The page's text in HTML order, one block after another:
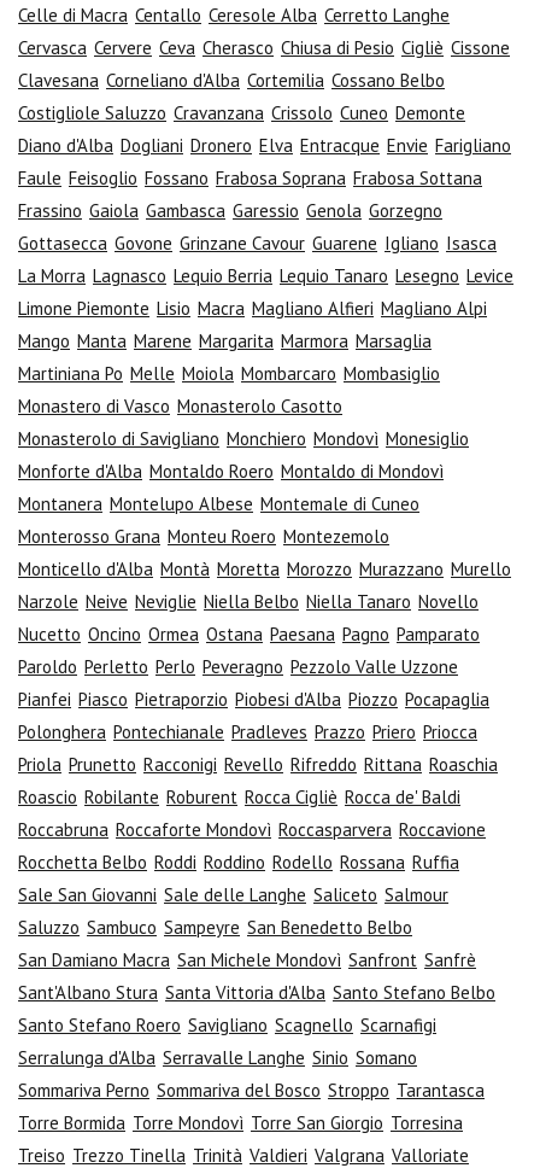
Celle di Macra Centallo Ceresole Alba Cerretto Langhe
Cervasca Cervere Ceva Cherasco Chiusa di Pesio Cigliè Cissone
Clavesana Corneliano d'Alba Cortemilia Cossano Belbo
Costigliole Saluzzo Cravanzana Crissolo Cuneo Demonte
Diano d'Alba Dogliani Dronero Elva Entracque Envie Farigliano
Faule Feisoglio Fossano Frabosa Soprana Frabosa Sottana
Frassino Gaiola Gambasca Garessio Genola Gorzegno
Gottasecca Govone Grinzane Cavour Guarene Igliano Isasca
La Morra Lagnasco Lequio Berria Lequio Tanaro Lesegno Levice
Limone Piemonte Lisio Macra Magliano Alfieri Magliano Alpi
Mango Manta Marene Margarita Marmora Marsaglia
Martiniana Po Melle Moiola Mombarcaro Mombasiglio
Monastero di Vasco Monasterolo Casotto
Monasterolo di Savigliano Monchiero Mondovì Monesiglio
Monforte d'Alba Montaldo Roero Montaldo di Mondovì
Montanera Montelupo Albese Montemale di Cuneo
Monterosso Grana Monteu Roero Montezemolo
Monticello d'Alba Montà Moretta Morozzo Murazzano Murello
Narzole Neive Neviglie Niella Belbo Niella Tanaro Novello
Nucetto Oncino Ormea Ostana Paesana Pagno Pamparato
Paroldo Perletto Perlo Peveragno Pezzolo Valle Uzzone
Pianfei Piasco Pietraporzio Piobesi d'Alba Piozzo Pocapaglia
Polonghera Pontechianale Pradleves Prazzo Priero Priocca
Priola Prunetto Racconigi Revello Rifreddo Rittana Roaschia
Roascio Robilante Roburent Rocca Cigliè Rocca de' Baldi
Roccabruna Roccaforte Mondovì Roccasparvera Roccavione
Rocchetta Belbo Roddi Roddino Rodello Rossana Ruffia
Sale San Giovanni Sale delle Langhe Saliceto Salmour
Saluzzo Sambuco Sampeyre San Benedetto Belbo
San Damiano Macra San Michele Mondovì Sanfront Sanfrè
Sant'Albano Stura Santa Vittoria d'Alba Santo Stefano Belbo
Santo Stefano Roero Savigliano Scagnello Scarnafigi
Serralunga d'Alba Serravalle Langhe Sinio Somano
Sommariva Perno Sommariva del Bosco Stroppo Tarantasca
Torre Bormida Torre Mondovì Torre San Giorgio Torresina
Treiso Trezzo Tinella Trinità Valdieri Valgrana Valloriate